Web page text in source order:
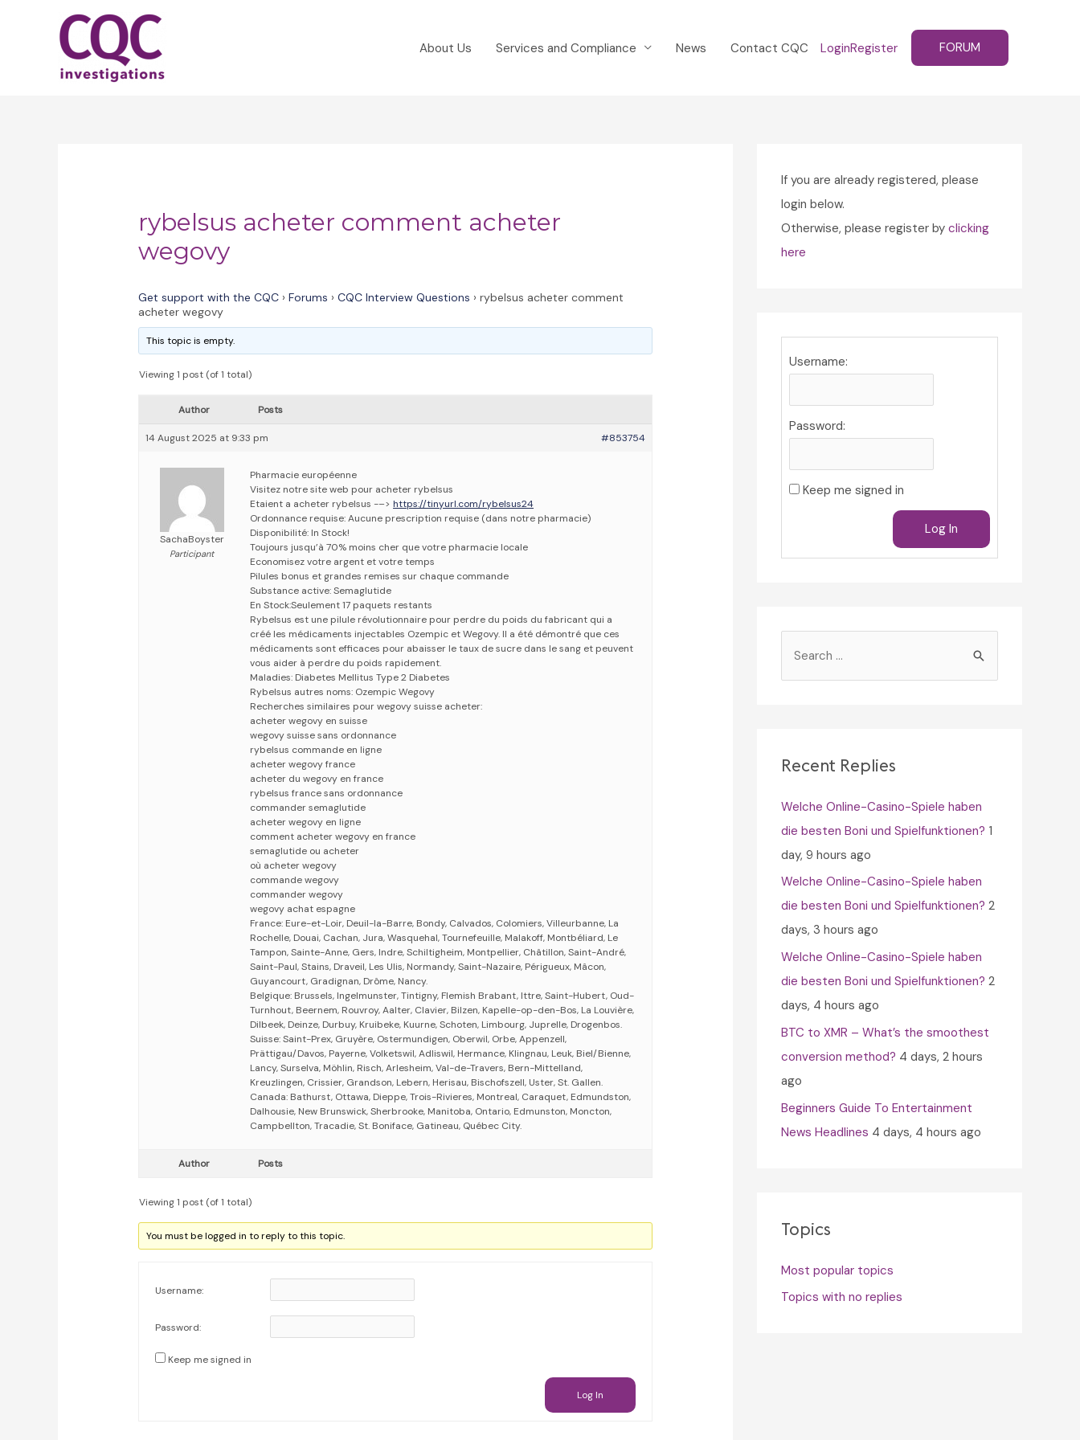
About Us Services and Compliance News Contact CQC LoginRegister FORUM
rybelsus acheter comment acheter
wegovy
Get support with the CQC › Forums › CQC Interview Questions › rybelsus acheter comment
acheter wegovy
This topic is empty.
Viewing 1 post (of 1 total)
Author Posts
14 August 2025 at 9:33 pm #853754
SachaBoyster
Participant
Pharmacie européenne
Visitez notre site web pour acheter rybelsus
Etaient a acheter rybelsus -–>https://tinyurl.com/rybelsus24
Ordonnance requise: Aucune prescription requise (dans notre pharmacie)
Disponibilité: In Stock!
Toujours jusqu’à 70% moins cher que votre pharmacie locale
Economisez votre argent et votre temps
Pilules bonus et grandes remises sur chaque commande
Substance active: Semaglutide
En Stock:Seulement 17 paquets restants
Rybelsus est une pilule révolutionnaire pour perdre du poids du fabricant qui a
créé les médicaments injectables Ozempic et Wegovy. Il a été démontré que ces
médicaments sont efficaces pour abaisser le taux de sucre dans le sang et peuvent
vous aider à perdre du poids rapidement.
Maladies: Diabetes Mellitus Type 2 Diabetes
Rybelsus autres noms: Ozempic Wegovy
Recherches similaires pour wegovy suisse acheter:
acheter wegovy en suisse
wegovy suisse sans ordonnance
rybelsus commande en ligne
acheter wegovy france
acheter du wegovy en france
rybelsus france sans ordonnance
commander semaglutide
acheter wegovy en ligne
comment acheter wegovy en france
semaglutide ou acheter
où acheter wegovy
commande wegovy
commander wegovy
wegovy achat espagne
France: Eure-et-Loir, Deuil-la-Barre, Bondy, Calvados, Colomiers, Villeurbanne, La
Rochelle, Douai, Cachan, Jura, Wasquehal, Tournefeuille, Malakoff, Montbéliard, Le
Tampon, Sainte-Anne, Gers, Indre, Schiltigheim, Montpellier, Châtillon, Saint-André,
Saint-Paul, Stains, Draveil, Les Ulis, Normandy, Saint-Nazaire, Périgueux, Mâcon,
Guyancourt, Gradignan, Drôme, Nancy.
Belgique: Brussels, Ingelmunster, Tintigny, Flemish Brabant, Ittre, Saint-Hubert, Oud-
Turnhout, Beernem, Rouvroy, Aalter, Clavier, Bilzen, Kapelle-op-den-Bos, La Louvière,
Dilbeek, Deinze, Durbuy, Kruibeke, Kuurne, Schoten, Limbourg, Juprelle, Drogenbos.
Suisse: Saint-Prex, Gruyère, Ostermundigen, Oberwil, Orbe, Appenzell,
Prättigau/Davos, Payerne, Volketswil, Adliswil, Hermance, Klingnau, Leuk, Biel/Bienne,
Lancy, Surselva, Möhlin, Risch, Arlesheim, Val-de-Travers, Bern-Mittelland,
Kreuzlingen, Crissier, Grandson, Lebern, Herisau, Bischofszell, Uster, St. Gallen.
Canada: Bathurst, Ottawa, Dieppe, Trois-Rivieres, Montreal, Caraquet, Edmundston,
Dalhousie, New Brunswick, Sherbrooke, Manitoba, Ontario, Edmunston, Moncton,
Campbellton, Tracadie, St. Boniface, Gatineau, Québec City.
Author Posts
Viewing 1 post (of 1 total)
You must be logged in to reply to this topic.
Username:
Password:
Keep me signed in
Log In
If you are already registered, please
login below.
Otherwise, please register by clicking
here
Username:
Password:
Keep me signed in
Log In
h
o
r
:
Recent Replies
Welche Online-Casino-Spiele haben
die besten Boni und Spielfunktionen? 1
day, 9 hours ago
Welche Online-Casino-Spiele haben
die besten Boni und Spielfunktionen? 2
days, 3 hours ago
Welche Online-Casino-Spiele haben
die besten Boni und Spielfunktionen? 2
days, 4 hours ago
BTC to XMR – What’s the smoothest
conversion method? 4 days, 2 hours
ago
Beginners Guide To Entertainment
News Headlines 4 days, 4 hours ago
Topics
Most popular topics
Topics with no replies